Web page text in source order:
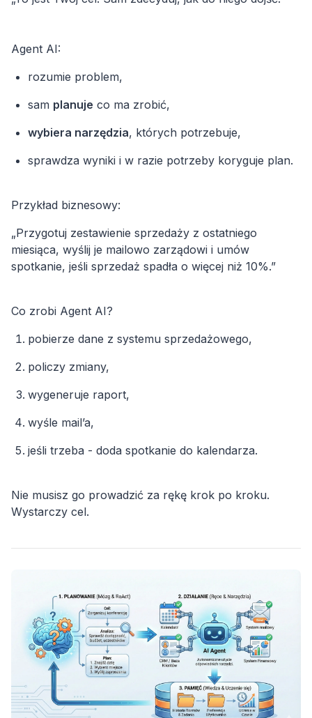
Agent AI:
rozumie problem,
sam planuje co ma zrobić,
wybiera narzędzia, których potrzebuje,
sprawdza wyniki i w razie potrzeby koryguje plan.
Przykład biznesowy:
„Przygotuj zestawienie sprzedaży z ostatniego
miesiąca, wyślij je mailowo zarządowi i umów
spotkanie, jeśli sprzedaż spadła o więcej niż 10%.”
Co zrobi Agent AI?
pobierze dane z systemu sprzedażowego,
policzy zmiany,
wygeneruje raport,
wyśle mail’a,
jeśli trzeba - doda spotkanie do kalendarza.
Nie musisz go prowadzić za rękę krok po kroku.
Wystarczy cel.